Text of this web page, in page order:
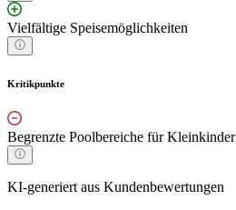
Vielfältige Speisemöglichkeiten
Kritikpunkte
Begrenzte Poolbereiche für Kleinkinder
KI-generiert aus Kundenbewertungen